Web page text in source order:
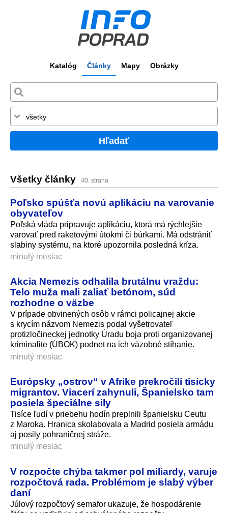
Katalóg Články Mapy Obrázky
Hľadať
Všetky články 40. strana
Poľsko spúšťa novú aplikáciu na varovanie
obyvateľov
Poľská vláda pripravuje aplikáciu, ktorá má rýchlejšie
varovať pred raketovými útokmi či búrkami. Má odstrániť
slabiny systému, na ktoré upozornila posledná kríza.
minulý mesiac
Akcia Nemezis odhalila brutálnu vraždu:
Telo muža mali zaliať betónom, súd
rozhodne o väzbe
V prípade obvinených osôb v rámci policajnej akcie
s krycím názvom Nemezis podal vyšetrovateľ
protizločineckej jednotky Úradu boja proti organizovanej
kriminalite (ÚBOK) podnet na ich väzobné stíhanie.
minulý mesiac
Európsky „ostrov“ v Afrike prekročili tisícky
migrantov. Viacerí zahynuli, Španielsko tam
posiela špeciálne sily
Tisíce ľudí v priebehu hodín preplnili španielsku Ceutu
z Maroka. Hranica skolabovala a Madrid posiela armádu
aj posily pohraničnej stráže.
minulý mesiac
V rozpočte chýba takmer pol miliardy, varuje
rozpočtová rada. Problémom je slabý výber
daní
Júlový rozpočtový semafor ukazuje, že hospodárenie